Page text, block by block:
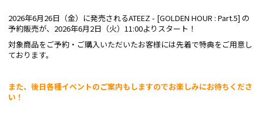
2026年6月26日（金）に発売されるATEEZ - [GOLDEN HOUR : Part.5] の
予約販売が、2026年6月2日（火）11:00よりスタート！
対象商品をご予約・ご購入いただいたお客様には先着で特典をご用意し
ております。
また、後日各種イベントのご案内もしますのでお楽しみにお待ちくださ
い！